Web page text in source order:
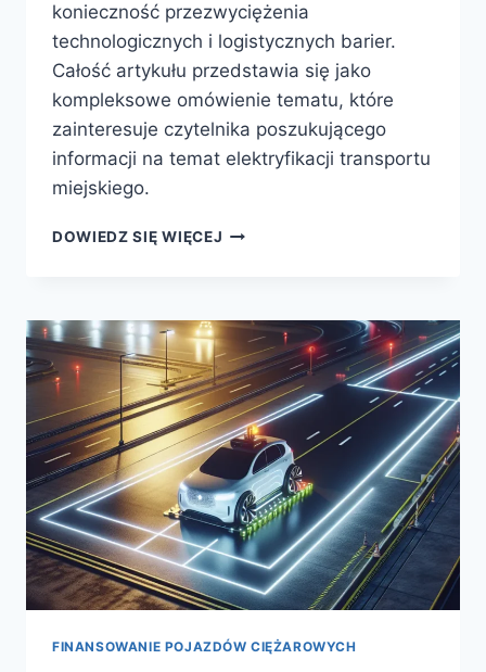
konieczność przezwyciężenia
technologicznych i logistycznych barier.
Całość artykułu przedstawia się jako
kompleksowe omówienie tematu, które
zainteresuje czytelnika poszukującego
informacji na temat elektryfikacji transportu
miejskiego.
DOWIEDZ SIĘ WIĘCEJ PRZYSZŁOŚĆ
TRANSPORCIE
MIEJSKIM
FINANSOWANIE POJAZDÓW CIĘŻAROWYCH